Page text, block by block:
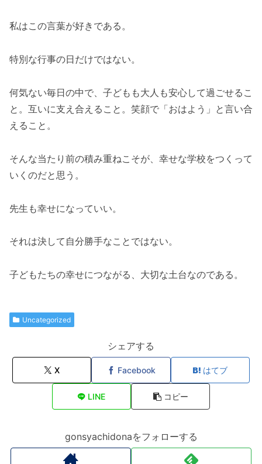
私はこの言葉が好きである。
特別な行事の日だけではない。
何気ない毎日の中で、子どもも大人も安心して過ごせるこ
と。互いに支え合えること。笑顔で「おはよう」と言い合
えること。
そんな当たり前の積み重ねこそが、幸せな学校をつくって
いくのだと思う。
先生も幸せになっていい。
それは決して自分勝手なことではない。
子どもたちの幸せにつながる、大切な土台なのである。
Uncategorized
シェアする
X Facebook はてブ
LINE コピー
gonsyachidonaをフォローする